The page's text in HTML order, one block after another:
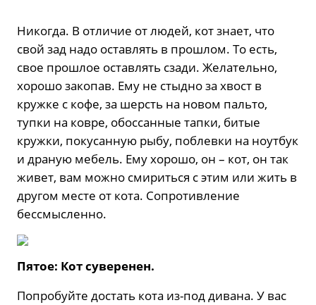
Никогда. В отличие от людей, кот знает, что
свой зад надо оставлять в прошлом. То есть,
свое прошлое оставлять сзади. Желательно,
хорошо закопав. Ему не стыдно за хвост в
кружке с кофе, за шерсть на новом пальто,
тупки на ковре, обоссанные тапки, битые
кружки, покусанную рыбу, поблевки на ноутбук
и драную мебель. Ему хорошо, он – кот, он так
живет, вам можно смириться с этим или жить в
другом месте от кота. Сопротивление
бессмысленно.
Пятое: Кот суверенен.
Попробуйте достать кота из-под дивана. У вас